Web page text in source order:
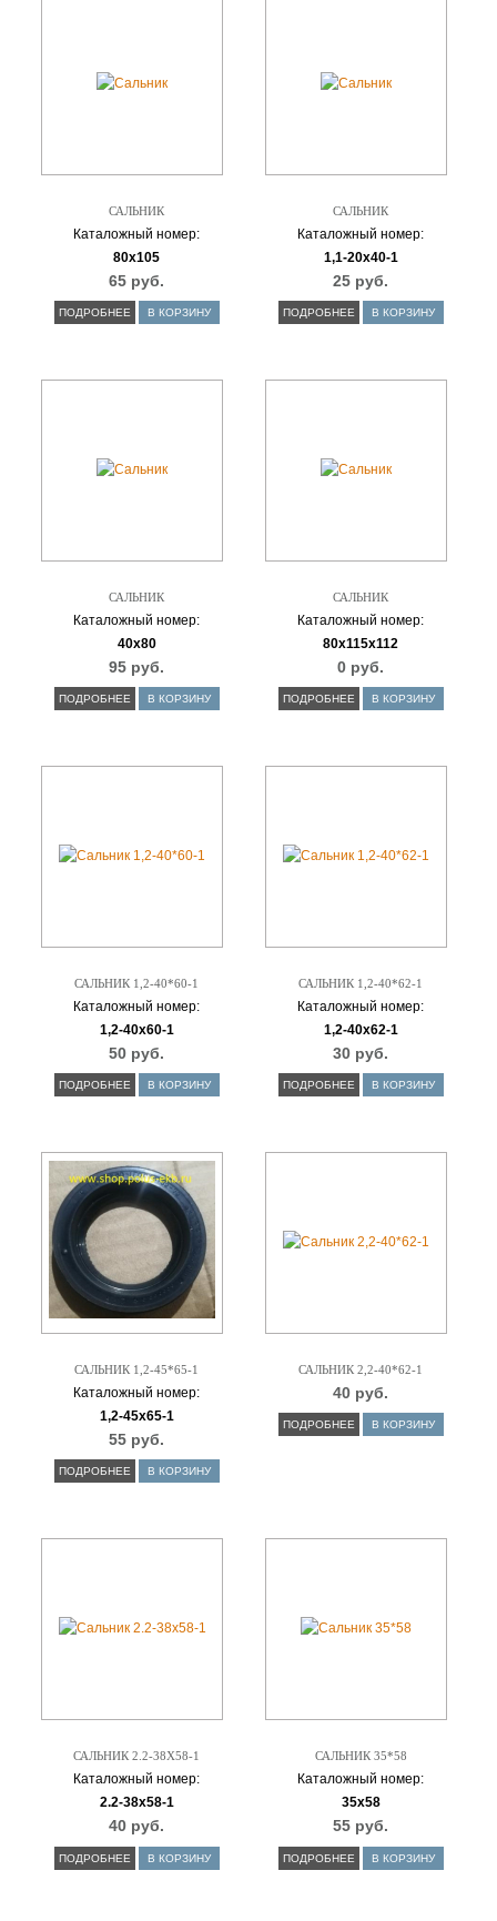
САЛЬНИК
Каталожный номер:
80х105
65 руб.
ПОДРОБНЕЕ В КОРЗИНУ
САЛЬНИК
Каталожный номер:
1,1-20х40-1
25 руб.
ПОДРОБНЕЕ В КОРЗИНУ
САЛЬНИК
Каталожный номер:
40х80
95 руб.
ПОДРОБНЕЕ В КОРЗИНУ
САЛЬНИК
Каталожный номер:
80х115х112
0 руб.
ПОДРОБНЕЕ В КОРЗИНУ
САЛЬНИК 1,2-40*60-1
Каталожный номер:
1,2-40х60-1
50 руб.
ПОДРОБНЕЕ В КОРЗИНУ
САЛЬНИК 1,2-40*62-1
Каталожный номер:
1,2-40х62-1
30 руб.
ПОДРОБНЕЕ В КОРЗИНУ
САЛЬНИК 1,2-45*65-1
Каталожный номер:
1,2-45х65-1
55 руб.
ПОДРОБНЕЕ В КОРЗИНУ
САЛЬНИК 2,2-40*62-1
40 руб.
ПОДРОБНЕЕ В КОРЗИНУ
САЛЬНИК 2.2-38Х58-1
Каталожный номер:
2.2-38х58-1
40 руб.
ПОДРОБНЕЕ В КОРЗИНУ
САЛЬНИК 35*58
Каталожный номер:
35х58
55 руб.
ПОДРОБНЕЕ В КОРЗИНУ